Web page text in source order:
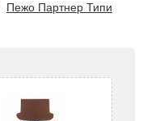
Пежо Партнер Типи